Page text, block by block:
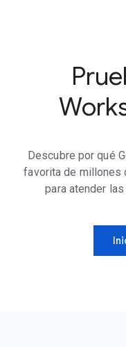
Descubre por qué
favorita de millones
para atender